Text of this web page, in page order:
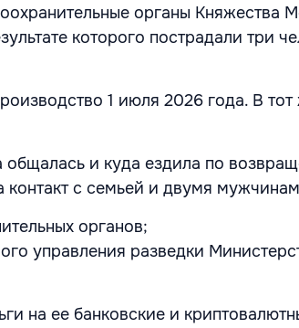
органы Княжества
которого пострадали три
1 июля 2026 года. В
и куда ездила по
с семьей и двумя
органов;
управления разведки
на ее банковские и